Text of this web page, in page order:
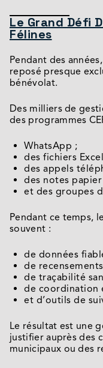
Le Grand Défi
Félines
Pendant des
reposé presque
bénévolat.
Des milliers de
des programmes
WhatsApp ;
des fichiers
des appels
des notes
et des groupes
Pendant ce temps,
souvent :
de données
de
de traçabilité
de coordination
et d’outils de
Le résultat est une
justifier auprès des
municipaux ou des